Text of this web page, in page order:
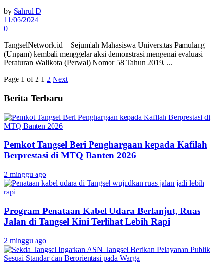
by Sahrul D
11/06/2024
0
TangselNetwork.id – Sejumlah Mahasiswa Universitas Pamulang
(Unpam) kembali menggelar aksi demonstrasi mengenai evaluasi
Peraturan Walikota (Perwal) Nomor 58 Tahun 2019. ...
Page 1 of 2 1 2 Next
Berita Terbaru
Pemkot Tangsel Beri Penghargaan kepada Kafilah
Berprestasi di MTQ Banten 2026
2 minggu ago
Program Penataan Kabel Udara Berlanjut, Ruas
Jalan di Tangsel Kini Terlihat Lebih Rapi
2 minggu ago